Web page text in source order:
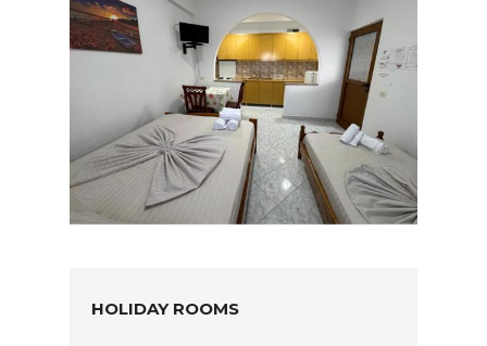
HOLIDAY ROOMS